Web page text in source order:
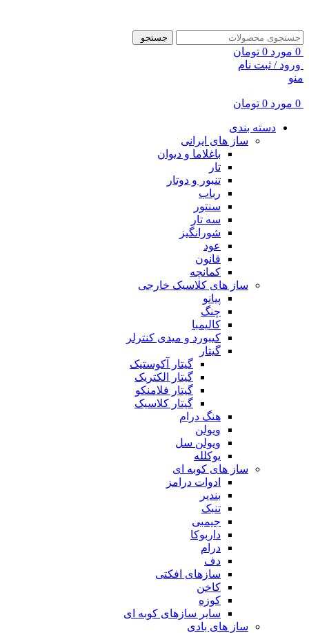
جستجو
0 مورد 0 تومان
ورود / ثبت نام
منو
0 مورد 0 تومان
دسته بندی
ساز های ایرانی
باغلاما و دیوان
تار
تنبور و دوتار
رباب
سنتور
سه تار
شورانگیز
عود
قانون
کمانچه
ساز های کلاسیک خارجی
پیانو
چنگ
کالیمبا
کیبورد و میدی کنترلر
گیتار
گیتار آکوستیک
گیتار الکتریک
گیتار فلامنکو
گیتار کلاسیک
هنگ درام
ویولن
ویولن سل
یوکلله
ساز های کوبه ای
ادوات درامز
بندیر
تنبک
جیمبی
داربوکا
درام
دف
سازهای افکتی
کاخن
کوزه
سایر سازهای کوبه ای
ساز های بادی